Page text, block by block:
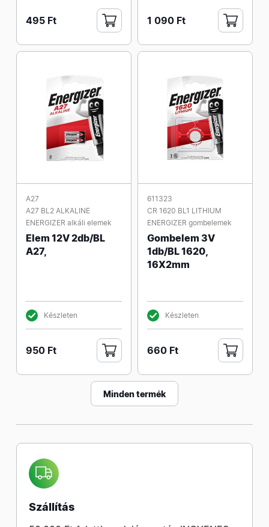
495 Ft 1 090 Ft
A27
A27 BL2 ALKALINE
ENERGIZER alkáli elemek
Elem 12V 2db/BL
A27,
Készleten
950 Ft
611323
CR 1620 BL1 LITHIUM
ENERGIZER gombelemek
Gombelem 3V
1db/BL 1620,
16X2mm
Készleten
660 Ft
Minden termék
Szállítás